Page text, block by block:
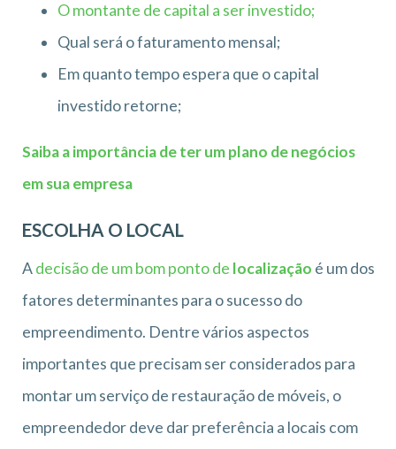
O montante de capital a ser investido;
Qual será o faturamento mensal;
Em quanto tempo espera que o capital
investido retorne;
Saiba a importância de ter um plano de negócios
em sua empresa
ESCOLHA O LOCAL
Adecisão de um bom ponto de localização é um dos
fatores determinantes para o sucesso do
empreendimento. Dentre vários aspectos
importantes que precisam ser considerados para
montar um serviço de restauração de móveis, o
empreendedor deve dar preferência a locais com